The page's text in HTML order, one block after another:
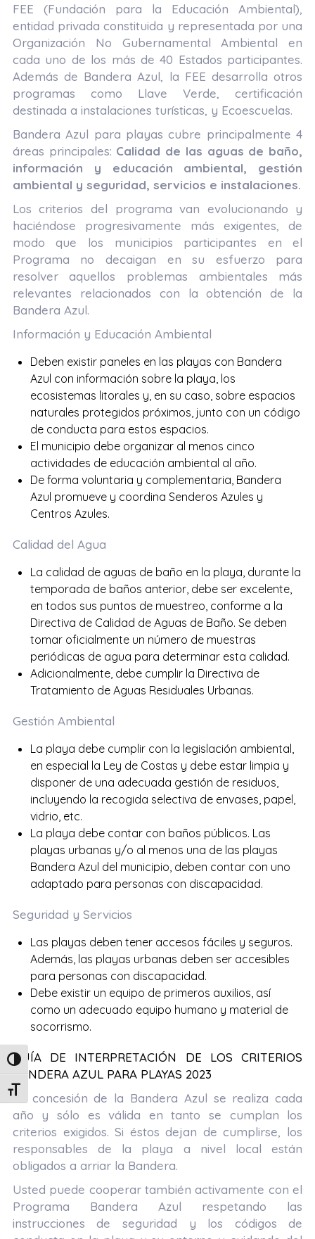
Alternar alto contraste
Alternar tamaño de letra
FEE (Fundación para la Educación Ambiental),
entidad privada constituida y representada por una
Organización No Gubernamental Ambiental en
cada uno de los más de 40 Estados participantes.
Además de Bandera Azul, la FEE desarrolla otros
programas como Llave Verde, certificación
destinada a instalaciones turísticas, y Ecoescuelas.
Bandera Azul para playas cubre principalmente 4
áreas principales: Calidad de las aguas de baño,
información y educación ambiental, gestión
ambiental y seguridad, servicios e instalaciones.
Los criterios del programa van evolucionando y
haciéndose progresivamente más exigentes, de
modo que los municipios participantes en el
Programa no decaigan en su esfuerzo para
resolver aquellos problemas ambientales más
relevantes relacionados con la obtención de la
Bandera Azul.
Información y Educación Ambiental
Deben existir paneles en las playas con Bandera
Azul con información sobre la playa, los
ecosistemas litorales y, en su caso, sobre espacios
naturales protegidos próximos, junto con un código
de conducta para estos espacios.
El municipio debe organizar al menos cinco
actividades de educación ambiental al año.
De forma voluntaria y complementaria, Bandera
Azul promueve y coordina Senderos Azules y
Centros Azules.
Calidad del Agua
La calidad de aguas de baño en la playa, durante la
temporada de baños anterior, debe ser excelente,
en todos sus puntos de muestreo, conforme a la
Directiva de Calidad de Aguas de Baño. Se deben
tomar oficialmente un número de muestras
periódicas de agua para determinar esta calidad.
Adicionalmente, debe cumplir la Directiva de
Tratamiento de Aguas Residuales Urbanas.
Gestión Ambiental
La playa debe cumplir con la legislación ambiental,
en especial la Ley de Costas y debe estar limpia y
disponer de una adecuada gestión de residuos,
incluyendo la recogida selectiva de envases, papel,
vidrio, etc.
La playa debe contar con baños públicos. Las
playas urbanas y/o al menos una de las playas
Bandera Azul del municipio, deben contar con uno
adaptado para personas con discapacidad.
Seguridad y Servicios
Las playas deben tener accesos fáciles y seguros.
Además, las playas urbanas deben ser accesibles
para personas con discapacidad.
Debe existir un equipo de primeros auxilios, así
como un adecuado equipo humano y material de
socorrismo.
GUÍA DE INTERPRETACIÓN DE LOS CRITERIOS
BANDERA AZUL PARA PLAYAS 2023
La concesión de la Bandera Azul se realiza cada
año y sólo es válida en tanto se cumplan los
criterios exigidos. Si éstos dejan de cumplirse, los
responsables de la playa a nivel local están
obligados a arriar la Bandera.
Usted puede cooperar también activamente con el
Programa Bandera Azul respetando las
instrucciones de seguridad y los códigos de